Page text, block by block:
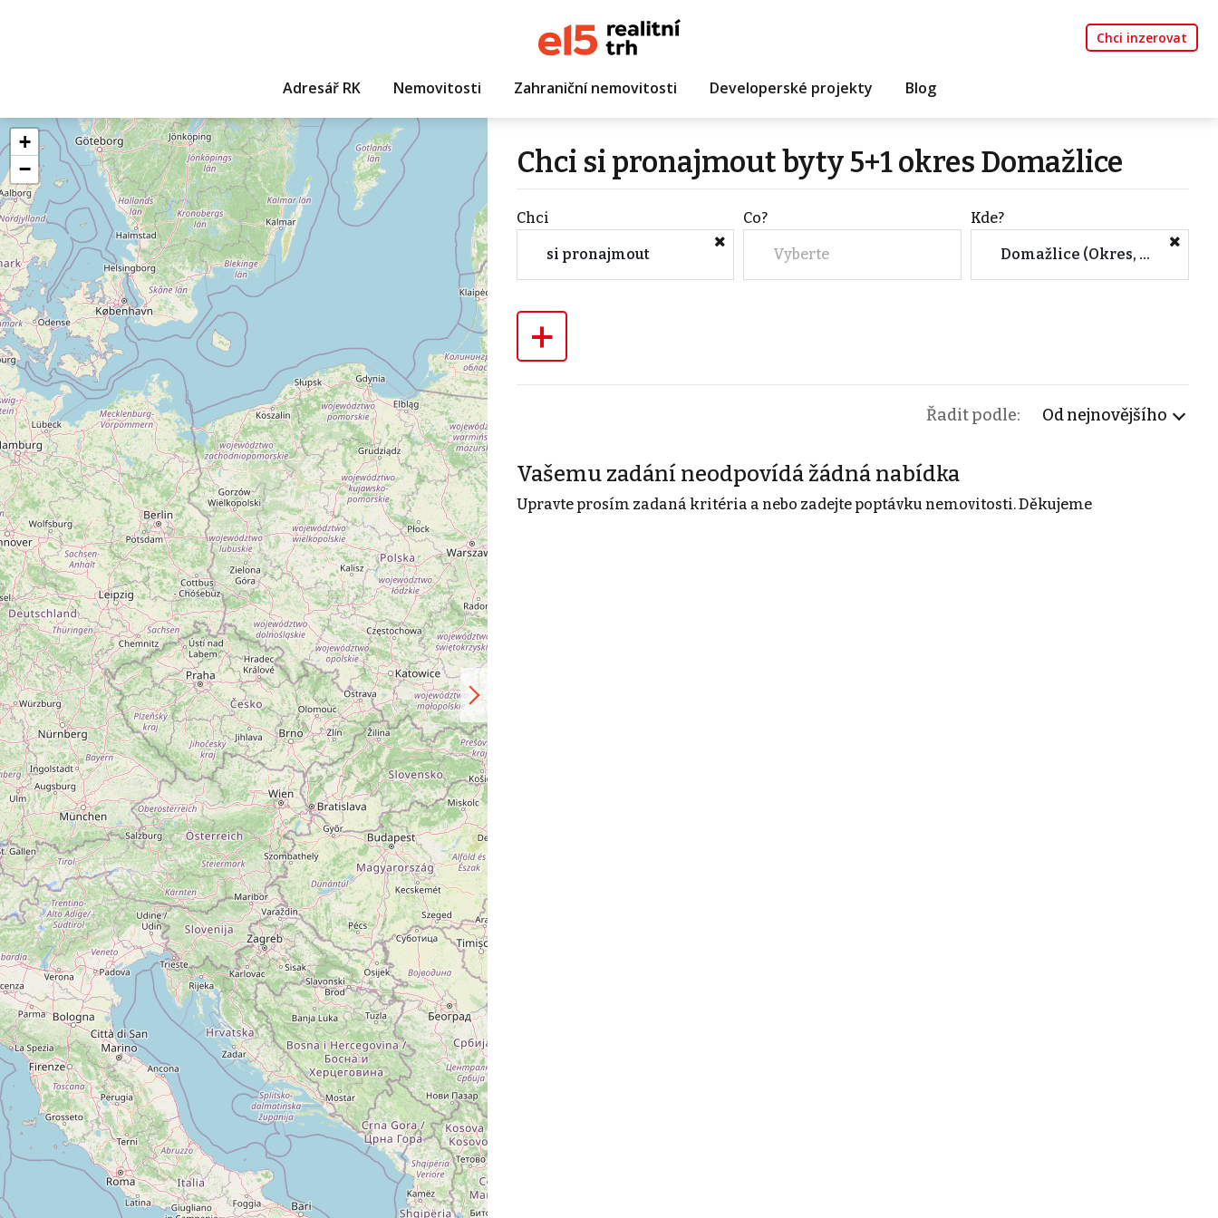
Chci inzerovat
Adresář RK Nemovitosti Zahraniční nemovitosti Developerské projekty Blog
+
−
Chci si pronajmout byty 5+1 okres Domažlice
Chci
si pronajmout
Co?
Vyberte
Kde?
Domažlice (Okres, Plzeňský kraj)
+
Řadit podle: Od nejnovějšího
Vašemu zadání neodpovídá žádná nabídka
Upravte prosím zadaná kritéria a nebo zadejte poptávku nemovitosti. Děkujeme